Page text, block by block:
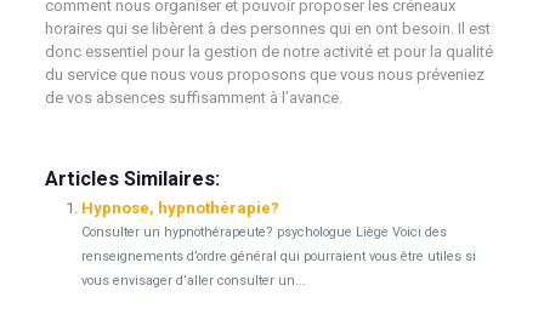
comment nous organiser et pouvoir proposer les créneaux
horaires qui se libèrent à des personnes qui en ont besoin. Il est
donc essentiel pour la gestion de notre activité et pour la qualité
du service que nous vous proposons que vous nous préveniez
de vos absences suffisamment à l’avance.
Articles Similaires:
Hypnose, hypnothérapie?
Consulter un hypnothérapeute? psychologue Liège Voici des
renseignements d’ordre général qui pourraient vous être utiles si
vous envisager d’aller consulter un...